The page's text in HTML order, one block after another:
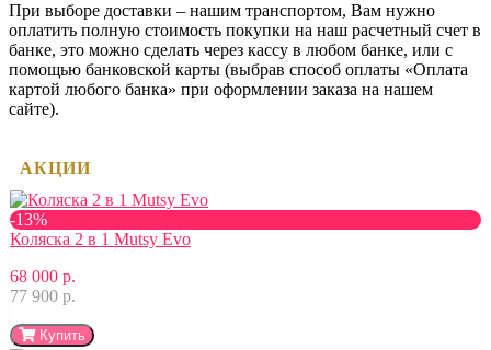
При выборе доставки – нашим транспортом, Вам нужно
оплатить полную стоимость покупки на наш расчетный счет в
банке, это можно сделать через кассу в любом банке, или с
помощью банковской карты (выбрав способ оплаты «Оплата
картой любого банка» при оформлении заказа на нашем
сайте).
АКЦИИ
-13%
Коляска 2 в 1 Mutsy Evo
68 000 р.
77 900 р.
Купить